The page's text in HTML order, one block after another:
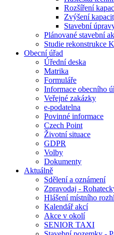
Rozšíření
Zvýšení
Stavební
Plánované stavební
Studie
Obecní úřad
Úřední deska
Matrika
Formuláře
Informace obecního
Veřejné zakázky
e-podatelna
Povinné informace
Czech Point
Životní situace
GDPR
Volby
Dokumenty
Aktuálně
Sdělení a oznámení
Zpravodaj -
Hlášení místního
Kalendář akcí
Akce v okolí
SENIOR TAXI